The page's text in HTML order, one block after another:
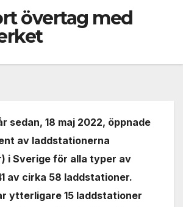
övertag med
sedan, 18 maj 2022, öppnade
av laddstationerna
i Sverige för alla typer av
av cirka 58 laddstationer.
ytterligare 15 laddstationer